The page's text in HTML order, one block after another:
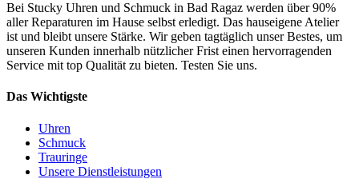
Bei Stucky Uhren und Schmuck in Bad Ragaz werden über 90%
aller Reparaturen im Hause selbst erledigt. Das hauseigene Atelier
ist und bleibt unsere Stärke. Wir geben tagtäglich unser Bestes, um
unseren Kunden innerhalb nützlicher Frist einen hervorragenden
Service mit top Qualität zu bieten. Testen Sie uns.
Das Wichtigste
Uhren
Schmuck
Trauringe
Unsere Dienstleistungen